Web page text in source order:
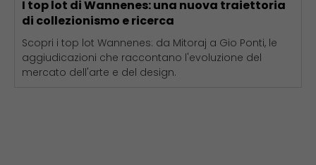
I top lot di Wannenes: una nuova traiettoria
di collezionismo e ricerca
Scopri i top lot Wannenes: da Mitoraj a Gio Ponti, le
aggiudicazioni che raccontano l'evoluzione del
mercato dell'arte e del design.